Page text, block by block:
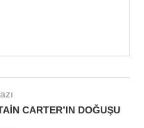
CARTER’IN DOĞUŞU